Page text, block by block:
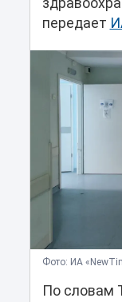
передает
Фото: ИА
По словам